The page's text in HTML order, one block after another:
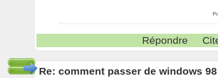
Répondre
Re: comment passer de windows